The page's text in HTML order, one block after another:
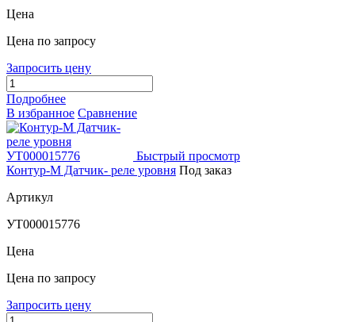
Цена
Цена по запросу
Запросить цену
Подробнее
В избранное Сравнение
Быстрый просмотр
Контур-М Датчик- реле уровня Под заказ
Артикул
УТ000015776
Цена
Цена по запросу
Запросить цену